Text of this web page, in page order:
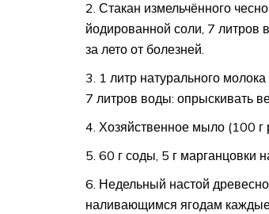
Стакан измельчённого
йодированной соли, 7 литров
за лето от болезней.
1 литр натурального
7 литров воды: опрыскивать
Хозяйственное мыло (100 г
60 г соды, 5 г марганцовки
Недельный настой
наливающимся ягодам каждые